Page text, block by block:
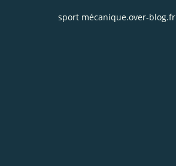
sport mécanique.over-blog.fr